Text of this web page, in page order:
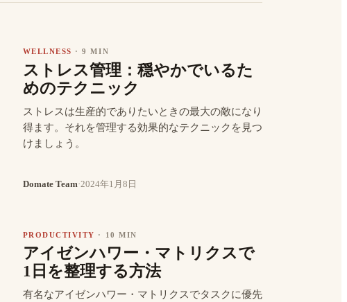
WELLNESS ·9 MIN
ストレス管理：穏やかでいるた
めのテクニック
ストレスは生産的でありたいときの最大の敵になり
得ます。それを管理する効果的なテクニックを見つ
けましょう。
Domate Team·2024年1月8日
PRODUCTIVITY · 10 MIN
アイゼンハワー・マトリクスで
1日を整理する方法
有名なアイゼンハワー・マトリクスでタスクに優先